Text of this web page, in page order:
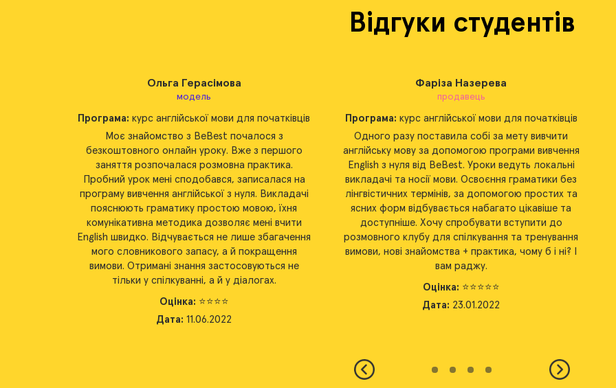
Відгуки студентів
Програма:курс англійської мови для початківців
Дата:23.01.2022
продавець
Фаріза Назерева
Одного разу поставила собі за мету вивчити
англійську мову за допомогою програми вивчення
English з нуля від BeBest. Уроки ведуть локальні
викладачі та носії мови. Освоєння граматики без
лінгвістичних термінів, за допомогою простих та
ясних форм відбувається набагато цікавіше та
доступніше. Хочу спробувати вступити до
розмовного клубу для спілкування та тренування
вимови, нові знайомства + практика, чому б і ні? І
вам раджу.
Оцінка: ⭐️⭐️⭐️⭐️⭐️
адміністратор
Айшат Даніярбекова
Мій досвід вивчення англійської почався ще зі
шкільних часів. Коли я дізналася, що моя
найкраща шкільна подруга дивиться фільми та
серіали англійською мовою, я запитала себе:
«Чим я гірша?». В Інтернеті знайшла сайт з
уроками англійської мови для початківців, це
були Ви - BeBest.
Значно покращити володіння допомогли мені
ваші викладачі, з якими займаюся дистанційно.
Імпонує те, що методика вивчення підбирається
індивідуально відповідно до рівня знань та
поставлених цілей. Впевнена, що незабаром теж
почну дивитися фільми англійською, як і подруга.
Програма:курс англійської мови для початківців